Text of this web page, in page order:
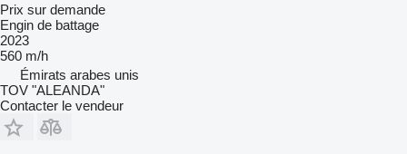
Prix sur demande
Engin de battage
2023
560 m/h
Émirats arabes unis
TOV "ALEANDA"
Contacter le vendeur